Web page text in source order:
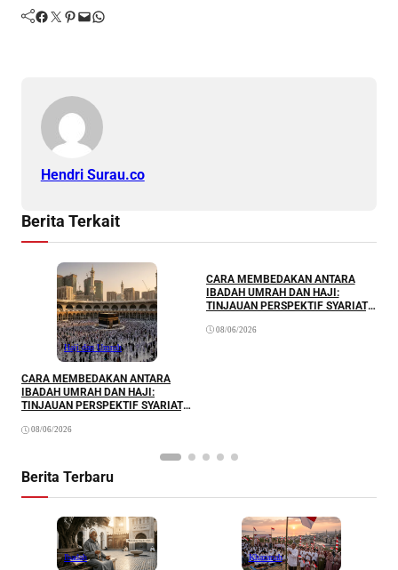
Facebook Twitter Pinterest Mail WhatsApp
Hendri Surau.co
Berita Terkait
Haji dan Umroh
CARA MEMBEDAKAN ANTARA
IBADAH UMRAH DAN HAJI:
TINJAUAN PERSPEKTIF SYARIAT,
KEWAJIBAN, DAN SPIRITUAL
08/06/2026
CARA MEMBEDAKAN ANTARA
IBADAH UMRAH DAN HAJI:
TINJAUAN PERSPEKTIF SYARIAT,
KEWAJIBAN, DAN SPIRITUAL
08/06/2026
Berita Terbaru
Ibadah Khazanah